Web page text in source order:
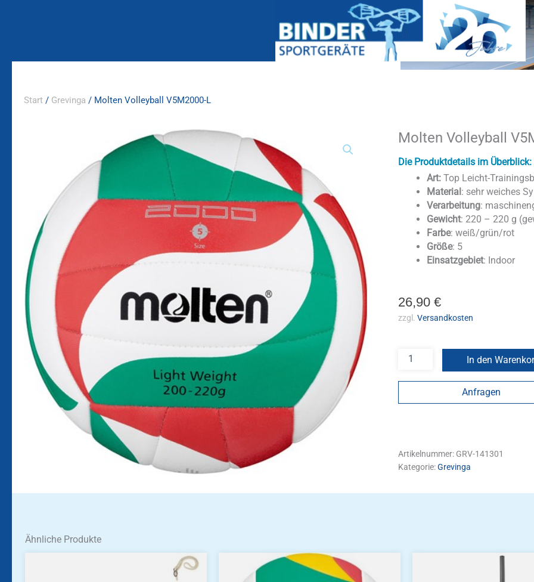
Start / Grevinga / Molten Volleyball V5M2000-L
Molten Volleyball
Die Produktdetails im Überblick:
Art: Top Leicht-
Material : sehr weiches
Verarbeitung:
Gewicht: 220 – 220 g
Farbe: weiß/grün/rot
Größe: 5
Einsatzgebiet: Indoor
26,90 €
zzgl. Versandkosten
Molten
V5M2000-
Menge
In den
Anfragen
Artikelnummer: GRV-141301
Kategorie:Grevinga
Ähnliche Produkte